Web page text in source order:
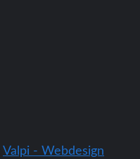
Valpi - Webdesign